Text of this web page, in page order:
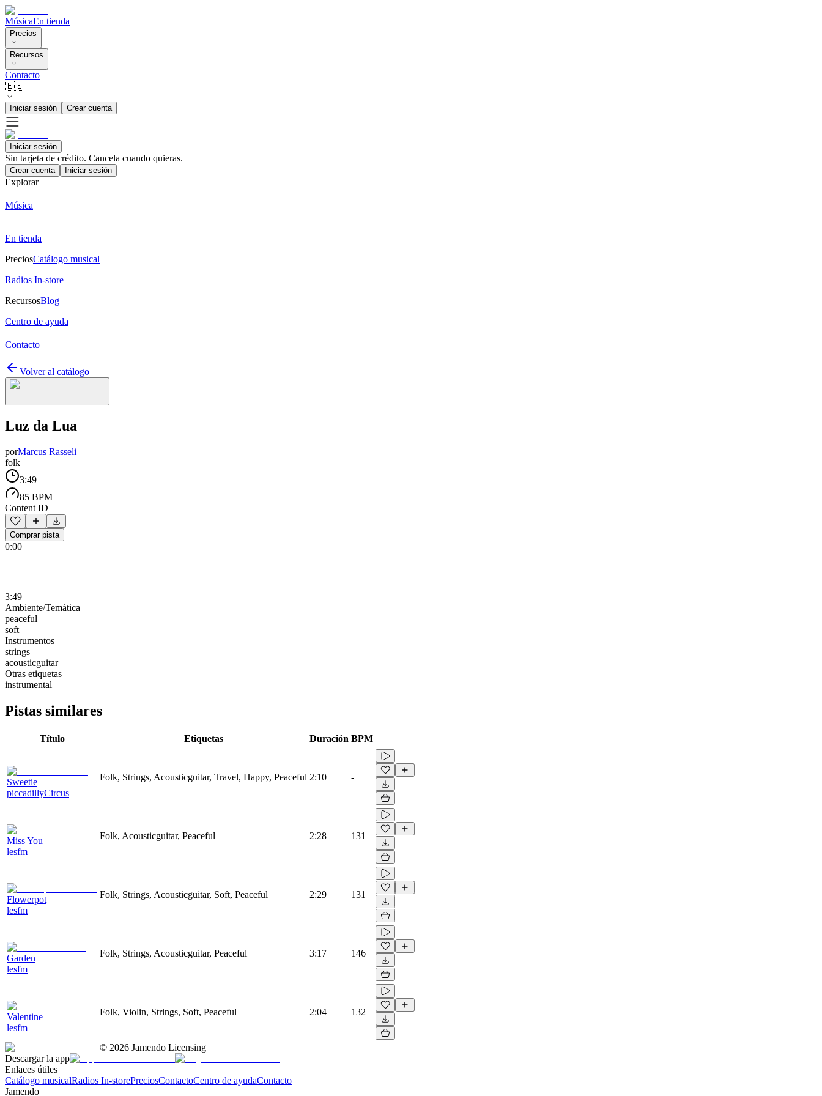
MúsicaEn tienda
Precios
Recursos
Contacto
🇪🇸
Iniciar sesión Crear cuenta
Iniciar sesión
Sin tarjeta de crédito. Cancela cuando quieras.
Crear cuenta Iniciar sesión
Explorar
Música
En tienda
PreciosCatálogo musical
Radios In-store
RecursosBlog
Centro de ayuda
Contacto
Volver al catálogo
Luz da Lua
porMarcus Rasseli
folk
3:49
85 BPM
Content ID
Comprar pista
0:00
3:49
Ambiente/Temática
peaceful
soft
Instrumentos
strings
acousticguitar
Otras etiquetas
instrumental
Pistas similares
Título Etiquetas Duración BPM
Sweetie
piccadillyCircus
Folk, Strings, Acousticguitar, Travel, Happy, Peaceful 2:10 -
Miss You
lesfm
Folk, Acousticguitar, Peaceful 2:28 131
Flowerpot
lesfm
Folk, Strings, Acousticguitar, Soft, Peaceful 2:29 131
Garden
lesfm
Folk, Strings, Acousticguitar, Peaceful 3:17 146
Valentine
lesfm
Folk, Violin, Strings, Soft, Peaceful 2:04 132
© 2026 Jamendo Licensing
Descargar la app
Enlaces útiles
Catálogo musicalRadios In-storePreciosContactoCentro de ayudaContacto
Jamendo